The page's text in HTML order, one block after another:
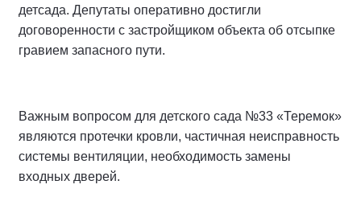
детсада. Депутаты оперативно достигли
договоренности с застройщиком объекта об отсыпке
гравием запасного пути.
Важным вопросом для детского сада №33 «Теремок»
являются протечки кровли, частичная неисправность
системы вентиляции, необходимость замены
входных дверей.